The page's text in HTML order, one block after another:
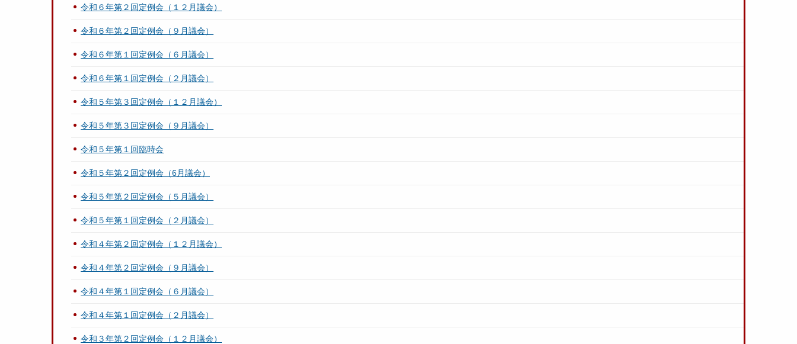
令和６年第２回定例会（１２月議会）
令和６年第２回定例会（９月議会）
令和６年第１回定例会（６月議会）
令和６年第１回定例会（２月議会）
令和５年第３回定例会（１２月議会）
令和５年第３回定例会（９月議会）
令和５年第１回臨時会
令和５年第２回定例会（6月議会）
令和５年第２回定例会（５月議会）
令和５年第１回定例会（２月議会）
令和４年第２回定例会（１２月議会）
令和４年第２回定例会（９月議会）
令和４年第１回定例会（６月議会）
令和４年第１回定例会（２月議会）
令和３年第２回定例会（１２月議会）